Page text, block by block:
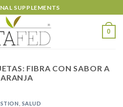
SUPPLEMENTS
0
FIBRA CON SABOR A
SALUD